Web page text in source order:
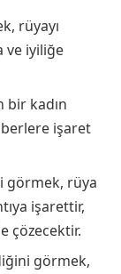
rüyayı
ve iyiliğe
bir kadın
işaret
görmek, rüya
işarettir,
çözecektir.
görmek,